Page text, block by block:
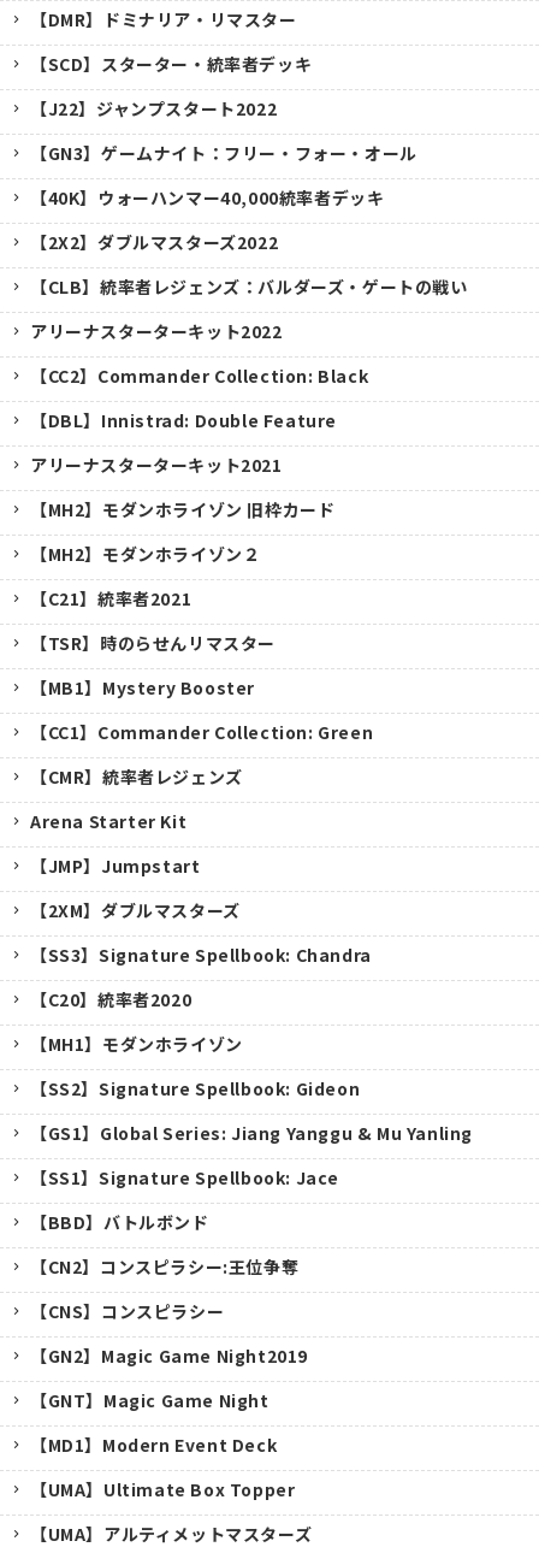
【DMR】ドミナリア・リマスター
【SCD】スターター・統率者デッキ
【J22】ジャンプスタート2022
【GN3】ゲームナイト：フリー・フォー・オール
【40K】ウォーハンマー40,000統率者デッキ
【2X2】ダブルマスターズ2022
【CLB】統率者レジェンズ：バルダーズ・ゲートの戦い
アリーナスターターキット2022
【CC2】Commander Collection: Black
【DBL】Innistrad: Double Feature
アリーナスターターキット2021
【MH2】モダンホライゾン 旧枠カード
【MH2】モダンホライゾン２
【C21】統率者2021
【TSR】時のらせんリマスター
【MB1】Mystery Booster
【CC1】Commander Collection: Green
【CMR】統率者レジェンズ
Arena Starter Kit
【JMP】Jumpstart
【2XM】ダブルマスターズ
【SS3】Signature Spellbook: Chandra
【C20】統率者2020
【MH1】モダンホライゾン
【SS2】Signature Spellbook: Gideon
【GS1】Global Series: Jiang Yanggu & Mu Yanling
【SS1】Signature Spellbook: Jace
【BBD】バトルボンド
【CN2】コンスピラシー:王位争奪
【CNS】コンスピラシー
【GN2】Magic Game Night2019
【GNT】Magic Game Night
【MD1】Modern Event Deck
【UMA】Ultimate Box Topper
【UMA】アルティメットマスターズ